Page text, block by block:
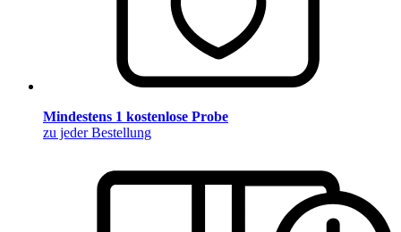
Mindestens 1 kostenlose Probe
zu jeder Bestellung